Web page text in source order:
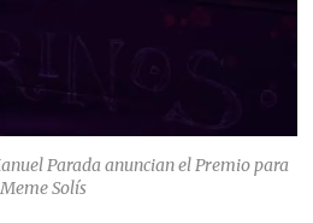
Parada anuncian el Premio para
Meme Solís